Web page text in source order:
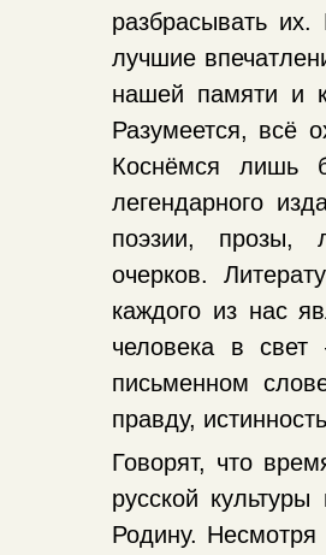
разбрасывать
лучшие
нашей памяти и
Разумеется, всё
Коснёмся лишь
легендарного
поэзии, прозы,
очерков.
каждого из нас
человека в
письменном
правду,
Говорят, что
русской
Родину. Несмотря